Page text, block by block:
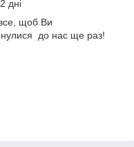
дні
щоб Ви
до нас ще раз!